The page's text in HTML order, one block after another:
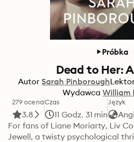
Próbka
Dead to Her:
Autor Sarah Pinborough
Wydawca William
279 ocena
3.8
Czas
11 Godz. 31 min
Język
For fans of Liane Moriarty, Liv
Jewell, a twisty psychological